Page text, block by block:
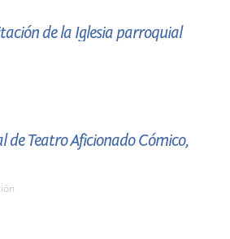
de la Iglesia parroquial
de Teatro Aficionado Cómico,